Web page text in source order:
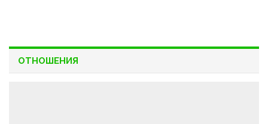
ОТНОШЕНИЯ